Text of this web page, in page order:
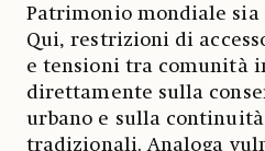
Patrimonio mondiale
Qui, restrizioni di
e tensioni tra comunità
direttamente sulla
urbano e sulla
tradizionali. Analoga